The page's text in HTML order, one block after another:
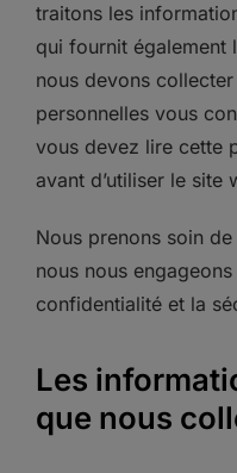
traitons les
qui fournit également
nous devons
personnelles vous
vous devez lire cette
avant d’utiliser le site
Nous prenons soin
nous nous
confidentialité et la
Les
que nous